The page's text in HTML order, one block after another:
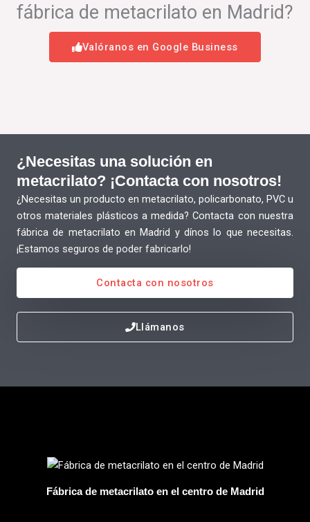
fábrica de metacrilato en Madrid?
Valóranos en Google Business
¿Necesitas una solución en
metacrilato? ¡Contacta con nosotros!
¿Necesitas un producto en metacrilato, policarbonato, PVC u
otros materiales plásticos a medida? Contacta con nuestra
fábrica de metacrilato en Madrid y dínos lo que necesitas.
¡Estamos seguros de poder fabricarlo!
Contacta con nosotros
Llámanos
Fábrica de metacrilato en el centro de Madrid